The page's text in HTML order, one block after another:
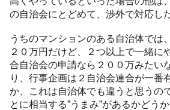
の自治会にとどめて、渉外で対応し
うちのマンションのある自治体では
２０万円だけど、２つ以上で一緒に
合自治会の申請なら２００万みたい
り、行事企画は２自治会連合が一番
か、これは自治体でも違うと思うの
とに相当する”うまみ”があるかどう